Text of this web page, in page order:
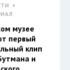
музее
первый
клип
и